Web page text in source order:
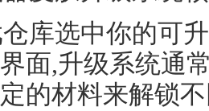
库选中你的可
面,升级系统通
的材料来解锁